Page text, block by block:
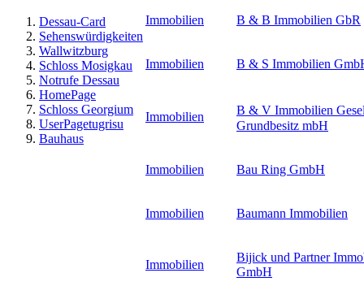
Dessau-Card
Sehenswürdigkeiten
Wallwitzburg
Schloss Mosigkau
Notrufe Dessau
HomePage
Schloss Georgium
UserPagetugrisu
Bauhaus
Immobilien B & B Immobilien GbR
Immobilien B & S Immobilien
Immobilien
B & V Immobilien
Grundbesitz mbH
Immobilien Bau Ring GmbH
Immobilien Baumann Immobilien
Immobilien
Bijick und Partner
GmbH